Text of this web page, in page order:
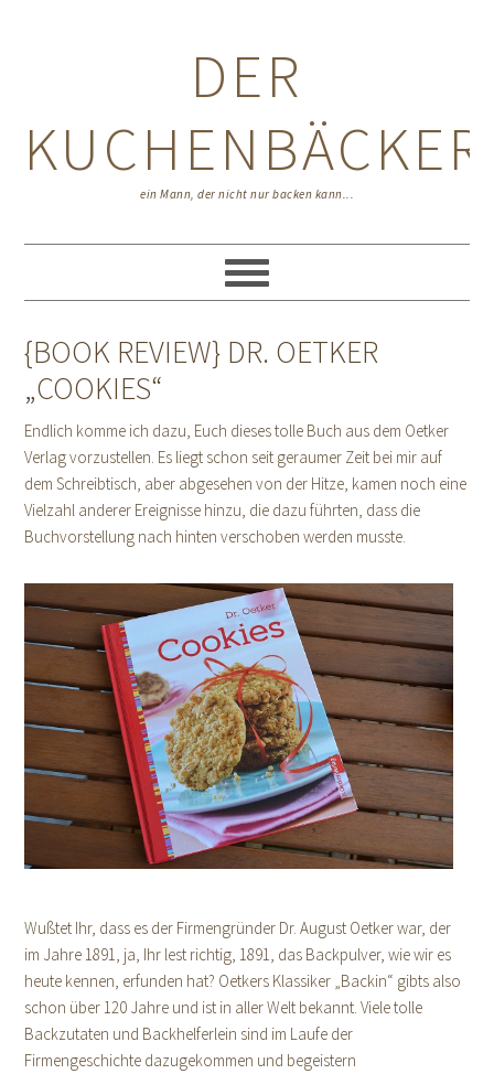
DER
KUCHENBÄCKER
ein Mann, der nicht nur backen kann...
{BOOK REVIEW} DR. OETKER
„COOKIES“
Endlich komme ich dazu, Euch dieses tolle Buch aus dem Oetker
Verlag vorzustellen. Es liegt schon seit geraumer Zeit bei mir auf
dem Schreibtisch, aber abgesehen von der Hitze, kamen noch eine
Vielzahl anderer Ereignisse hinzu, die dazu führten, dass die
Buchvorstellung nach hinten verschoben werden musste.
Wußtet Ihr, dass es der Firmengründer Dr. August Oetker war, der
im Jahre 1891, ja, Ihr lest richtig, 1891, das Backpulver, wie wir es
heute kennen, erfunden hat? Oetkers Klassiker „Backin“ gibts also
schon über 120 Jahre und ist in aller Welt bekannt. Viele tolle
Backzutaten und Backhelferlein sind im Laufe der
Firmengeschichte dazugekommen und begeistern